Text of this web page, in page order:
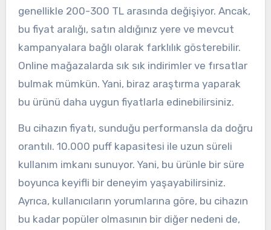
genellikle 200-300 TL arasında değişiyor. Ancak,
bu fiyat aralığı, satın aldığınız yere ve mevcut
kampanyalara bağlı olarak farklılık gösterebilir.
Online mağazalarda sık sık indirimler ve fırsatlar
bulmak mümkün. Yani, biraz araştırma yaparak
bu ürünü daha uygun fiyatlarla edinebilirsiniz.
Bu cihazın fiyatı, sunduğu performansla da doğru
orantılı. 10.000 puff kapasitesi ile uzun süreli
kullanım imkanı sunuyor. Yani, bu ürünle bir süre
boyunca keyifli bir deneyim yaşayabilirsiniz.
Ayrıca, kullanıcıların yorumlarına göre, bu cihazın
bu kadar popüler olmasının bir diğer nedeni de,